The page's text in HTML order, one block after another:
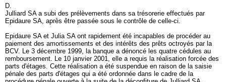
D.
Julliard SA a subi des prélèvements dans sa trésorerie effectués par
Epidaure SA, après être passée sous le contrôle de celle-ci.
Epidaure SA et Julia SA ont rapidement été incapables de procéder au
paiement des amortissements et des intérêts des prêts octroyés par la
BCV. Le 3 décembre 1999, la banque a dénoncé les quatre cédules au
remboursement. Le 10 janvier 2001, elle a requis la réalisation forcée des
parts d'étages. Cette réalisation a été suspendue en raison de la saisie
pénale des parts d'étages qui a été ordonnée dans le cadre de la